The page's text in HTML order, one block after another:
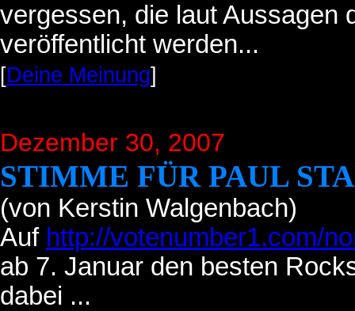
vergessen, die laut Aussagen
veröffentlicht werden...
[Deine Meinung]
Dezember 30, 2007
STIMME FÜR PAUL
(von Kerstin Walgenbach)
Auf http://votenumber1.com/
ab 7. Januar den besten
dabei ...